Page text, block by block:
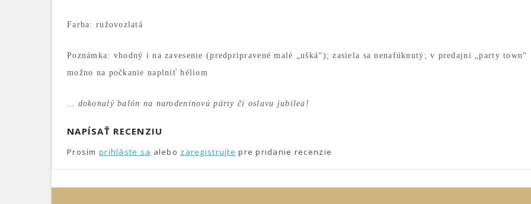
Farba: ružovozlatá
Poznámka: vhodný i na zavesenie (predpripravené malé „ušká“); zasiela sa nenafúknutý; v predajni „party town“
možno na počkanie naplniť héliom
… dokonalý balón na narodeninovú párty či oslavu jubilea!
NAPÍSAŤ RECENZIU
Prosím prihláste sa alebo zaregistrujte pre pridanie recenzie